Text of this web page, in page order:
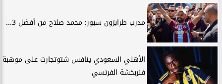
مدرب طرابزون سبور: محمد صلاح من أفضل 3...
الأهلي السعودي ينافس شتوتجارت على موهبة
فنربخشة الفرنسي